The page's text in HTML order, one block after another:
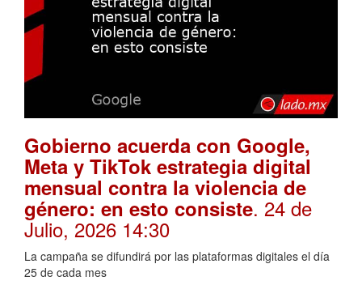
Gobierno acuerda con Google,
Meta y TikTok estrategia digital
mensual contra la violencia de
género: en esto consiste. 24 de
Julio, 2026 14:30
La campaña se difundirá por las plataformas digitales el día
25 de cada mes